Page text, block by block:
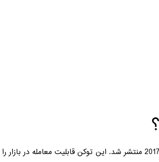
بایننس کوین به عنوان یکی از توکن های پلتفرم بایننس در سال 2017 منتشر شد.